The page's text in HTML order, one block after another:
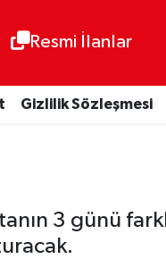
Resmi İlanlar
Gizlilik Sözleşmesi
3 günü